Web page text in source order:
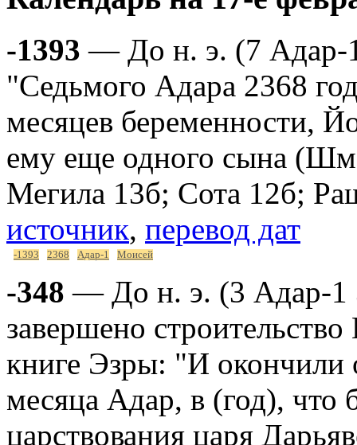
-1393 — До н. э. (7 Адар-
"Седьмого Адара 2368
месяцев беременности,
ему еще одного сына
Мегила 13б; Сота 12б;
источник, перевод дат
-1393 2368 Адар-1 Моисей
-348 — До н. э. (3 Адар-1
завершено
книге Эзры: "И
месяца Адар, в (год),
царствования царя